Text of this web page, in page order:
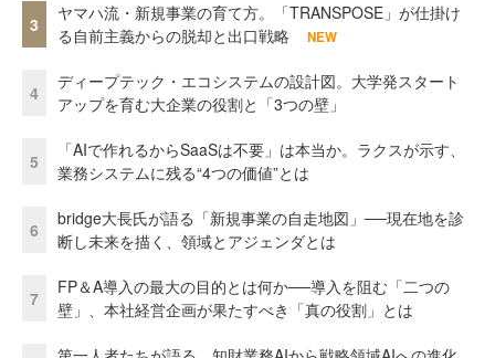
3
ヤマハ流・新規事業の育て方。「TRANSPOSE」が仕掛け
る自前主義からの脱却と出口戦略
NEW
4
ディープテック・エコシステムの設計図。大学発スタート
アップを育む大企業の役割と「3つの壁」
5
「AIで作れるからSaaSは不要」は本当か。ラクスが示す、
業務システムに残る“4つの価値”とは
6
bridge大長氏が語る「新規事業の自走地図」──現在地を診
断し未来を描く、領域とアジェンダとは
7
FP＆A導入の最大の目的とは何か──導入を阻む「二つの
壁」、本社経営企画が果たすべき「真の役割」とは